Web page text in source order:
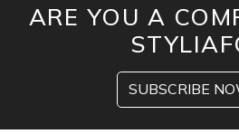
ARE YOU A
SUBSCRIBE